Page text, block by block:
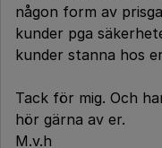
någon form av
kunder pga
kunder stanna hos
Tack för mig. Och
hör gärna av er.
M.v.h